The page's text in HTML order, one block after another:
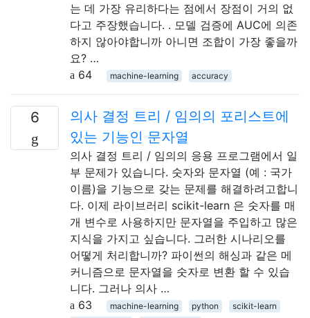
는 데 가장 유리하다는 점에서 장점이 거의 없
다고 주장했습니다. . 모델 검증에 AUC에 의존
하지 않아야합니까 아니면 조합이 가장 좋을까
요? …
64
machine-learning accuracy
6
의사 결정 트리 / 임의의 포리스트에
있는 기능인 문자열
의사 결정 트리 / 임의의 응용 프로그램에서 일
부 문제가 있습니다. 숫자와 문자열 (예 : 국가
이름)을 기능으로 갖는 문제를 해결하려고합니
다. 이제 라이브러리 scikit-learn 은 숫자를 매
개 변수로 사용하지만 문자열을 주입하고 많은
지식을 가지고 싶습니다. 그러한 시나리오를
어떻게 처리합니까? 파이썬의 해싱과 같은 메
커니즘으로 문자열을 숫자로 변환 할 수 있습
니다. 그러나 의사 …
63
machine-learning python
scikit-learn